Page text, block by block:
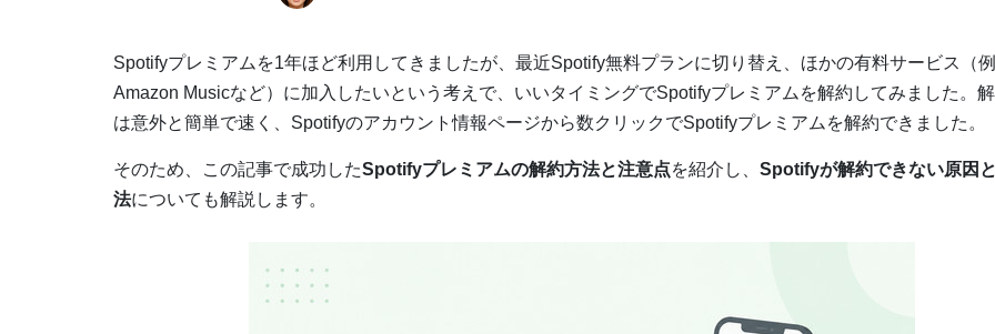
Spotifyプレミアムを1年ほど利用してきましたが、最近Spotify無料プランに切り替え、ほかの有料サービス（例
Amazon Musicなど）に加入したいという考えで、いいタイミングでSpotifyプレミアムを解約してみました。
は意外と簡単で速く、Spotifyのアカウント情報ページから数クリックでSpotifyプレミアムを解約できました。
そのため、この記事で成功したSpotifyプレミアムの解約方法と注意点を紹介し、 Spotifyが解約できない原因
法についても解説します。